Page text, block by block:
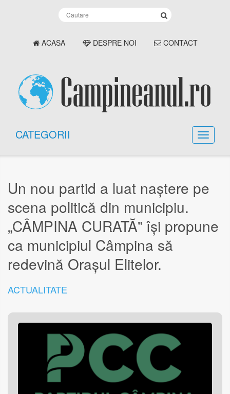
ACASA DESPRE NOI CONTACT
CATEGORII
Un nou partid a luat naștere pe
scena politică din municipiu.
„CÂMPINA CURATĂ” își propune
ca municipiul Câmpina să
redevină Orașul Elitelor.
ACTUALITATE